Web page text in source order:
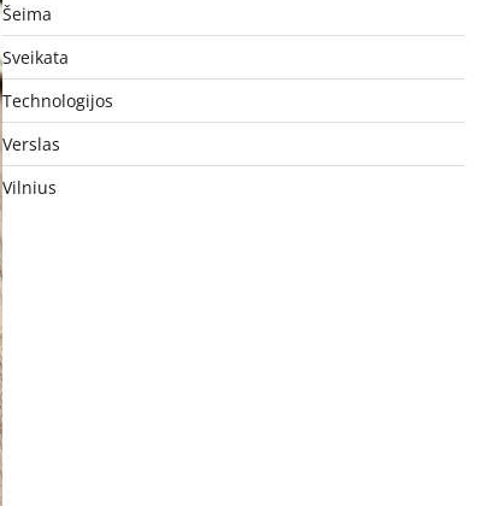
Šeima
Sveikata
Technologijos
Verslas
Vilnius